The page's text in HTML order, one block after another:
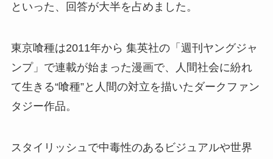
といった、回答が大半を占めました。
東京喰種は2011年から 集英社の「週刊ヤングジャ
ンプ」で連載が始まった漫画で、人間社会に紛れ
て生きる“喰種”と人間の対立を描いたダークファン
タジー作品。
スタイリッシュで中毒性のあるビジュアルや世界